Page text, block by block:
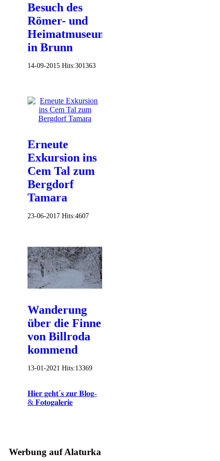
Besuch des
Römer- und
Heimatmuseums
in Brunn
14-09-2015 Hits:301363
Erneute
Exkursion ins
Cem Tal zum
Bergdorf
Tamara
23-06-2017 Hits:4607
Wanderung
über die Finne
von Billroda
kommend
13-01-2021 Hits:13369
𝐇𝐢𝐞𝐫 𝐠𝐞𝐡𝐭´𝐬 𝐳𝐮𝐫 𝐁𝐥𝐨𝐠-
& 𝐅𝐨𝐭𝐨𝐠𝐚𝐥𝐞𝐫𝐢𝐞
Werbung auf Alaturka